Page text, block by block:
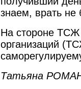
знаем, врать не
На стороне ТСЖ
организаций
Татьяна